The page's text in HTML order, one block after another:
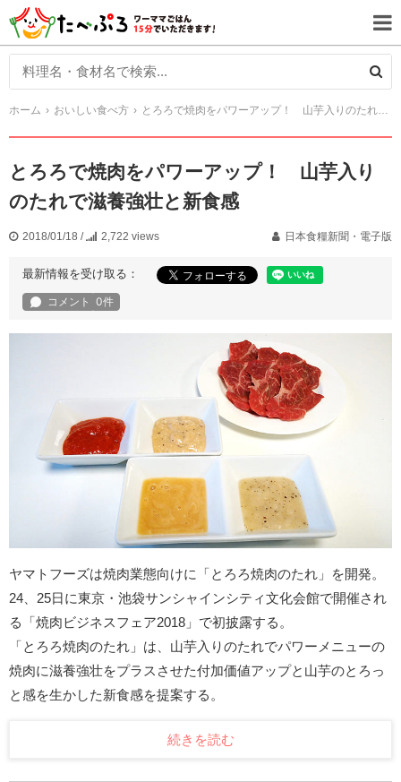
ホーム おいしい食べ方 とろろで焼肉をパワーアップ！ 山芋入りのたれで滋養強壮と新食感
とろろで焼肉をパワーアップ！ 山芋入り
のたれで滋養強壮と新食感
2018/01/18 / 2,722 views 日本食糧新聞・電子版
最新情報を受け取る：
ヤマトフーズは焼肉業態向けに「とろろ焼肉のたれ」を開発。
24、25日に東京・池袋サンシャインシティ文化会館で開催され
る「焼肉ビジネスフェア2018」で初披露する。
「とろろ焼肉のたれ」は、山芋入りのたれでパワーメニューの
焼肉に滋養強壮をプラスさせた付加価値アップと山芋のとろっ
と感を生かした新食感を提案する。
続きを読む